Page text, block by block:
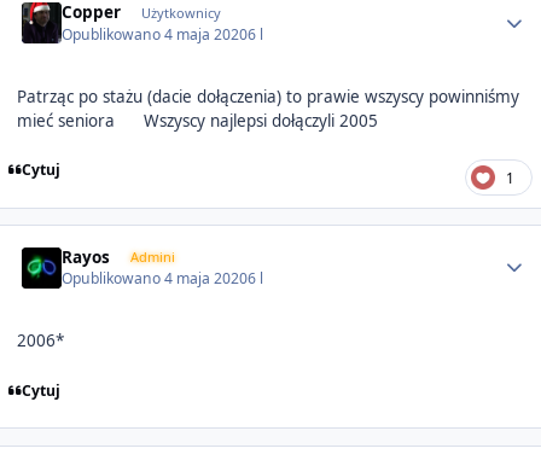
Copper Użytkownicy
Opublikowano4 maja 20206 l
Patrząc po stażu (dacie dołączenia) to prawie wszyscy powinniśmy
mieć seniora
Wszyscy najlepsi dołączyli 2005
Cytuj 1
Rayos Admini
Opublikowano4 maja 20206 l
2006*
Cytuj